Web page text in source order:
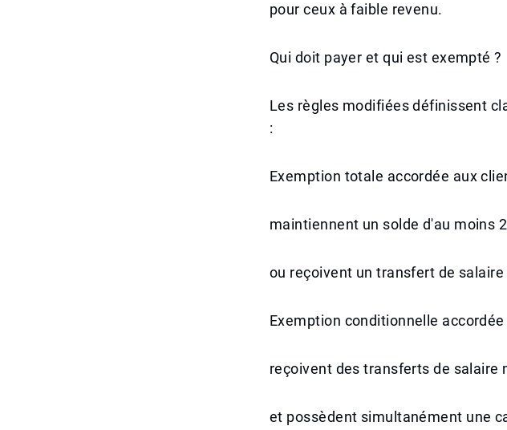
pour ceux à faible revenu.
Qui doit payer et qui est exempté ?
Les règles modifiées définissent
:
Exemption totale accordée aux
maintiennent un solde d'au moins
ou reçoivent un transfert de
Exemption conditionnelle accordée
reçoivent des transferts de salaire
et possèdent simultanément une